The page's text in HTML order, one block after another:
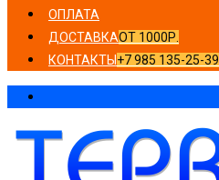
ОПЛАТА
ДОСТАВКАОТ 1000Р.
КОНТАКТЫ +7 985 135-25-39